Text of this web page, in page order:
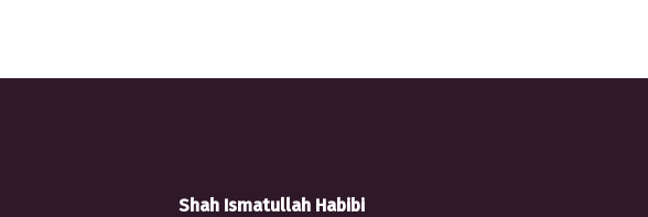
Shah Ismatullah Habibi